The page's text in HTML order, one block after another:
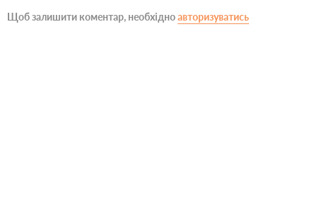
Щоб залишити коментар, необхідноавторизуватись